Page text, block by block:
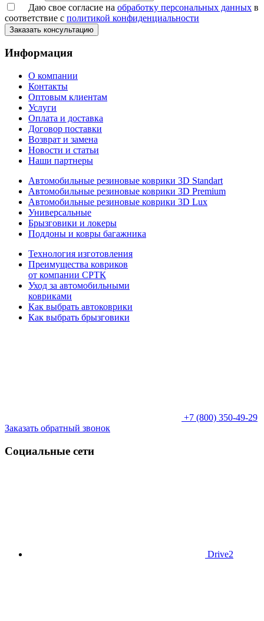
Даю свое согласие на обработку персональных данных в
соответствие с политикой конфиденциальности
Заказать консультацию
Информация
О компании
Контакты
Оптовым клиентам
Услуги
Оплата и доставка
Договор поставки
Возврат и замена
Новости и статьи
Наши партнеры
Автомобильные резиновые коврики 3D Standart
Автомобильные резиновые коврики 3D Premium
Автомобильные резиновые коврики 3D Lux
Универсальные
Брызговики и локеры
Поддоны и ковры багажника
Технология изготовления
Преимущества ковриков
от компании СРТК
Уход за автомобильными
ковриками
Как выбрать автоковрики
Как выбрать брызговики
+7 (800) 350-49-29
Заказать обратный звонок
Социальные сети
Drive2